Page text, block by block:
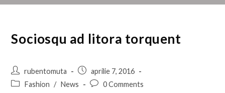
Sociosqu ad litora torquent
rubentomuta
aprilie 7, 2016
Fashion / News 0 Comments